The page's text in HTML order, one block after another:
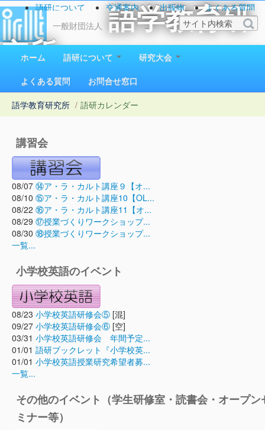
一般財団法人
語学教育研
究所
1923（大正12）年創立
語研について 交通案内 出版物
よくある質問
お問い合わせ
ホーム 語研について
研究大会
よくある質問
お問合せ窓口
語学教育研究所 / 語研カレンダー
講習会
08/07 ⑭ア・ラ・カルト講座９【オ...
08/10 ⑮ア・ラ・カルト講座10【OL...
08/22 ⑯ア・ラ・カルト講座11【オ...
08/29 ⑰授業づくりワークショップ...
08/30 ⑱授業づくりワークショップ...
一覧...
小学校英語のイベント
08/23 小学校英語研修会⑤ [混]
09/27 小学校英語研修会⑥ [空]
03/31 小学校英語研修会 年間予定...
01/01 語研ブックレット『小学校英...
01/01 小学校英語授業研究希望者募...
一覧...
その他のイベント（学生研修室・読書会・オープン
ミナー等）